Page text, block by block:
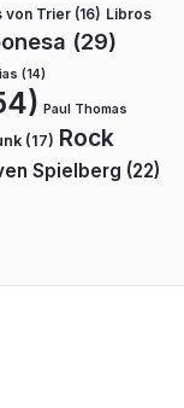
von Trier (16) Libros
(29)
(14)
Paul Thomas
(17) Rock
Spielberg (22)